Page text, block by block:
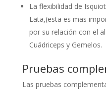
La flexibilidad de
Lata,(esta es mas
por su relación con el
Cuádriceps y Gemelos.
Pruebas
Las pruebas